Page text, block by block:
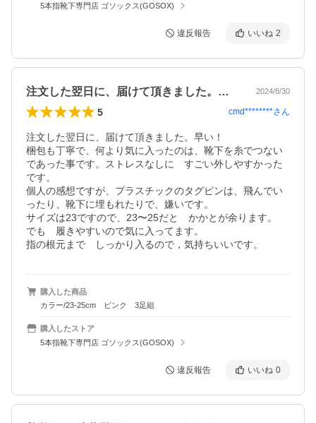
5本指靴下専門店 ゴソックス(GOSOX)
違反報告 いいね 2
注文した翌日に、届けて頂きました。早い… 2024/8/30
5 cmd********さん
注文した翌日に、届けて頂きました。早い！
梱包も丁寧で、何より気に入ったのは、靴下を糸でつない
であった事です。ストレスなしに　すごい外しやすかった
です。
個人の感想ですが、プラスチックのタグピンは、飛んでい
ったり、靴下に埋もれたりで、嫌いです。
サイズは23ですので、23〜25だと　かかとが余ります。
でも　履きやすいので気に入ってます。
指の根元まで　しっかり入るので，気持ちいいです。
購入した商品
カラー/23-25cm ピンク 3足組
購入したストア
5本指靴下専門店 ゴソックス(GOSOX)
違反報告 いいね 0